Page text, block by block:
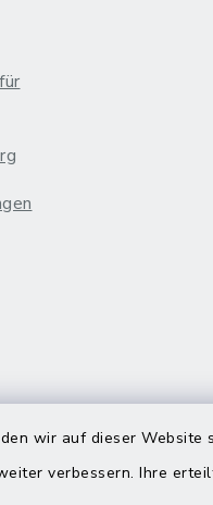
wir auf dieser
verbessern. Ihre